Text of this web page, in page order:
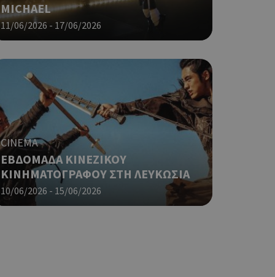
MICHAEL
11/06/2026 - 17/06/2026
CINEMA
ΕΒΔΟΜΑΔΑ ΚΙΝΕΖΙΚΟΥ
ΚΙΝΗΜΑΤΟΓΡΑΦΟΥ ΣΤΗ ΛΕΥΚΩΣΙΑ
10/06/2026 - 15/06/2026
δηλαδή να
στον χρήστη
όπως είναι το
την
που
για ένα
είναι
ο
ένα καλό
δηλαδή να
push down